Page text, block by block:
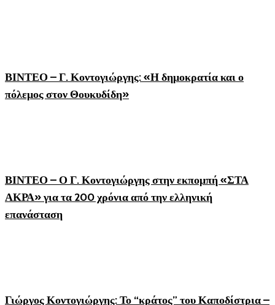
ΒΙΝΤΕΟ – Γ. Κοντογιώργης: «Η δημοκρατία και ο
πόλεμος στον Θουκυδίδη»
ΒΙΝΤΕΟ – Ο Γ. Κοντογιώργης στην εκπομπή «ΣΤΑ
ΑΚΡΑ» για τα 200 χρόνια από την ελληνική
επανάσταση
Γιώργος Κοντογιώργης: Το “κράτος” του Καποδίστρια –